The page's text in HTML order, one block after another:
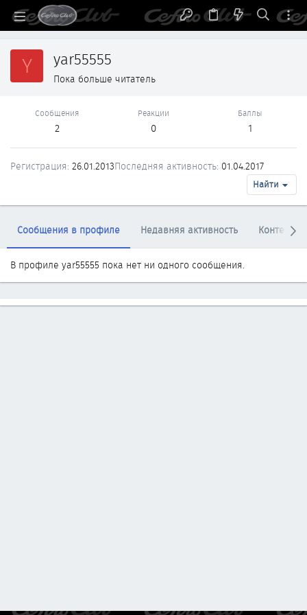
Y yar55555
Пока больше читатель
Сообщения
2
Реакции
0
Баллы
1
Регистрация 26.01.2013Последняя активность 01.04.2017
Найти
Сообщения в профиле Недавняя активность Контент
В профиле yar55555 пока нет ни одного сообщения.